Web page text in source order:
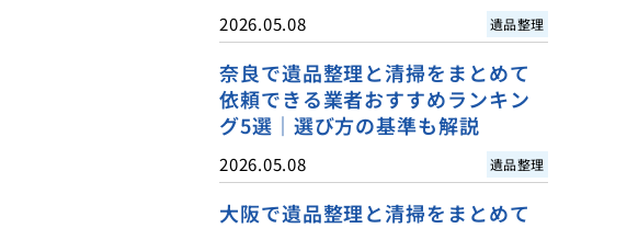
2026.05.08 遺品整理
奈良で遺品整理と清掃をまとめて
依頼できる業者おすすめランキン
グ5選｜選び方の基準も解説
2026.05.08 遺品整理
大阪で遺品整理と清掃をまとめて